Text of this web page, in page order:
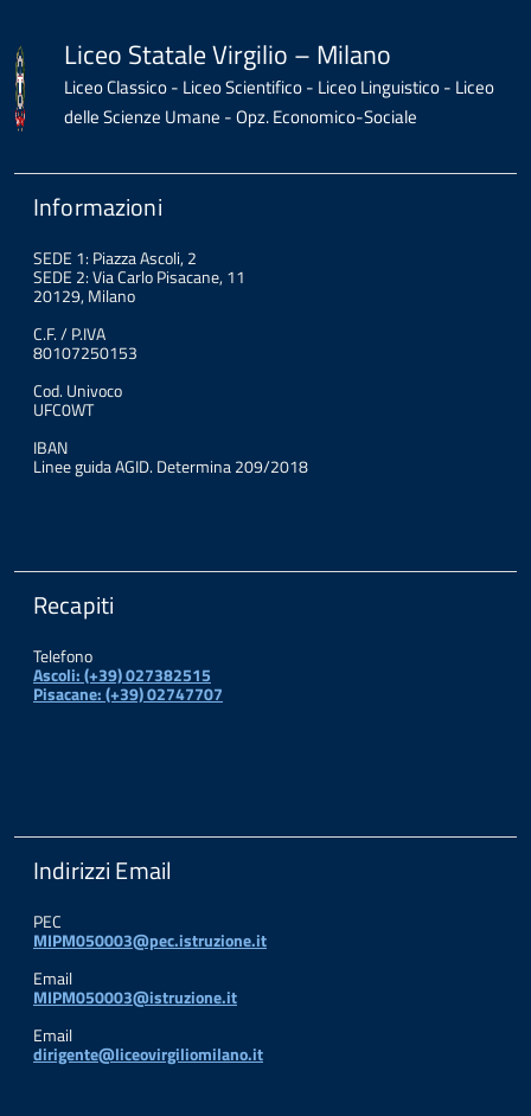
Liceo Statale Virgilio – Milano
Liceo Classico - Liceo Scientifico - Liceo Linguistico - Liceo
delle Scienze Umane - Opz. Economico-Sociale
Informazioni
SEDE 1: Piazza Ascoli, 2
SEDE 2: Via Carlo Pisacane, 11
20129, Milano
C.F. / P.IVA
80107250153
Cod. Univoco
UFC0WT
IBAN
Linee guida AGID. Determina 209/2018
Recapiti
Telefono
Ascoli: (+39) 027382515
Pisacane: (+39) 02747707
Indirizzi Email
PEC
MIPM050003@pec.istruzione.it
Email
MIPM050003@istruzione.it
Email
dirigente@liceovirgiliomilano.it